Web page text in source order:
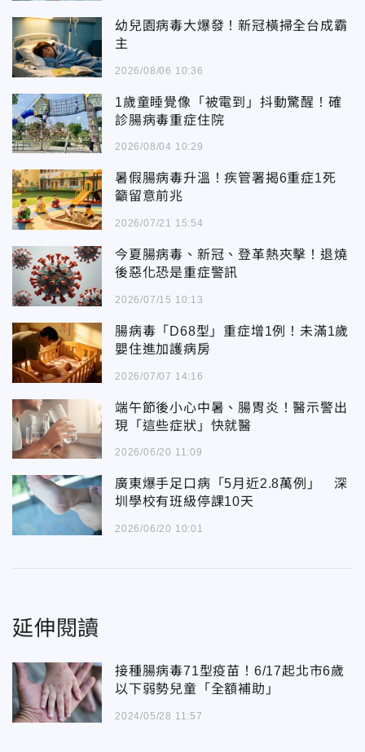
幼兒園病毒大爆發！新冠橫掃全台成霸
主
2026/08/06 10:36
1歲童睡覺像「被電到」抖動驚醒！確
診腸病毒重症住院
2026/08/04 10:29
暑假腸病毒升溫！疾管署揭6重症1死
籲留意前兆
2026/07/21 15:54
今夏腸病毒、新冠、登革熱夾擊！退燒
後惡化恐是重症警訊
2026/07/15 10:13
腸病毒「D68型」重症增1例！未滿1歲
嬰住進加護病房
2026/07/07 14:16
端午節後小心中暑、腸胃炎！醫示警出
現「這些症狀」快就醫
2026/06/20 11:09
廣東爆手足口病「5月近2.8萬例」 深
圳學校有班級停課10天
2026/06/20 10:01
延伸閱讀
接種腸病毒71型疫苗！6/17起北市6歲
以下弱勢兒童「全額補助」
2024/05/28 11:57